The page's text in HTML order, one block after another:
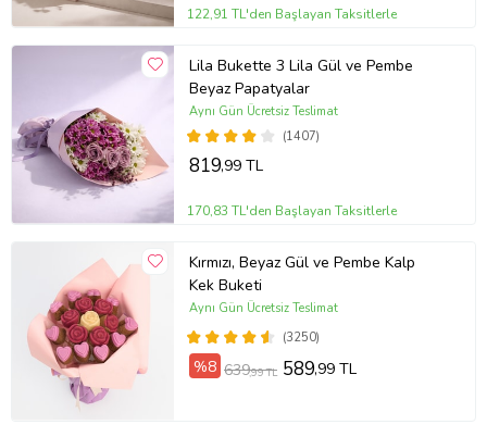
122,91 TL'den Başlayan Taksitlerle
Lila Bukette 3 Lila Gül ve Pembe
Beyaz Papatyalar
(1407)
Aynı Gün Ücretsiz Teslimat
819,99 TL
170,83 TL'den Başlayan Taksitlerle
Kırmızı, Beyaz Gül ve Pembe Kalp
Kek Buketi
(3250)
Aynı Gün Ücretsiz Teslimat
%8 639,99 TL 589,99 TL